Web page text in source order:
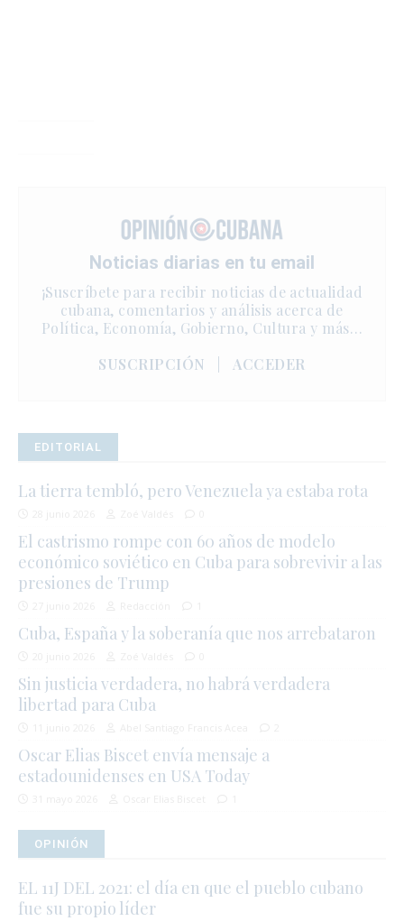
Noticias diarias en tu email
¡Suscríbete para recibir noticias de actualidad
cubana, comentarios y análisis acerca de
Política, Economía, Gobierno, Cultura y más…
SUSCRIPCIÓN |ACCEDER
EDITORIAL
La tierra tembló, pero Venezuela ya estaba rota
El castrismo rompe con 60 años de modelo
económico soviético en Cuba para sobrevivir a las
presiones de Trump
Cuba, España y la soberanía que nos arrebataron
Sin justicia verdadera, no habrá verdadera
libertad para Cuba
Oscar Elias Biscet envía mensaje a
estadounidenses en USA Today
OPINIÓN
EL 11J DEL 2021: el día en que el pueblo cubano
fue su propio líder